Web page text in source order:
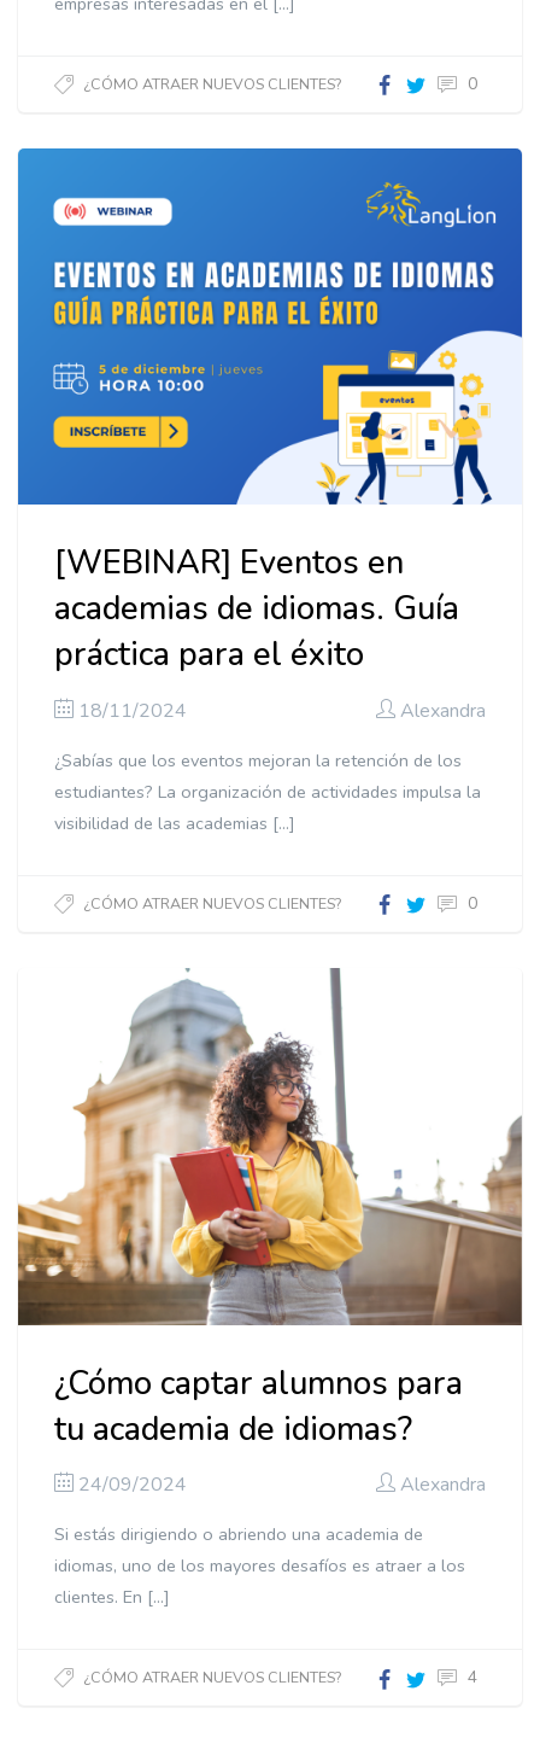
¿CÓMO ATRAER NUEVOS CLIENTES? 0
[WEBINAR] Eventos en
academias de idiomas. Guía
práctica para el éxito
18/11/2024 Alexandra
¿Sabías que los eventos mejoran la retención de los
estudiantes? La organización de actividades impulsa la
visibilidad de las academias […]
¿CÓMO ATRAER NUEVOS CLIENTES?
éxito"]
0
¿Cómo captar alumnos para
tu academia de idiomas?
24/09/2024 Alexandra
Si estás dirigiendo o abriendo una academia de
idiomas, uno de los mayores desafíos es atraer a los
clientes. En […]
¿CÓMO ATRAER NUEVOS CLIENTES? 4